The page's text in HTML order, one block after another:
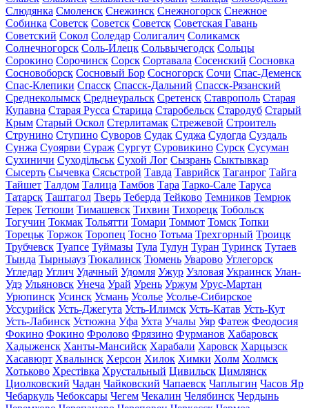
Слюдянка Смоленск Снежинск Снежногорск Снежное
Собинка Советск Советск Советск Советская Гавань
Советский Сокол Соледар Солигалич Соликамск
Солнечногорск Соль-Илецк Сольвычегодск Сольцы
Сорокино Сорочинск Сорск Сортавала Сосенский Сосновка
Сосновоборск Сосновый Бор Сосногорск Сочи Спас-Деменск
Спас-Клепики Спасск Спасск-Дальний Спасск-Рязанский
Среднеколымск Среднеуральск Сретенск Ставрополь Старая
Купавна Старая Русса Старица Старобельск Стародуб Старый
Крым Старый Оскол Стерлитамак Стрежевой Строитель
Струнино Ступино Суворов Судак Суджа Судогда Суздаль
Сунжа Суоярви Сураж Сургут Суровикино Сурск Сусуман
Сухиничи Суходільськ Сухой Лог Сызрань Сыктывкар
Сысерть Сычевка Сясьстрой Тавда Таврийск Таганрог Тайга
Тайшет Талдом Талица Тамбов Тара Тарко-Сале Таруса
Татарск Таштагол Тверь Теберда Тейково Темников Темрюк
Терек Тетюши Тимашевск Тихвин Тихорецк Тобольск
Тогучин Токмак Тольятти Томари Томмот Томск Топки
Торецьк Торжок Торопец Тосно Тотьма Трехгорный Троицк
Трубчевск Туапсе Туймазы Тула Тулун Туран Туринск Тутаев
Тында Тырныауз Тюкалинск Тюмень Уварово Углегорск
Угледар Углич Удачный Удомля Ужур Узловая Украинск Улан-
Удэ Ульяновск Унеча Урай Урень Уржум Урус-Мартан
Урюпинск Усинск Усмань Усолье Усолье-Сибирское
Уссурийск Усть-Джегута Усть-Илимск Усть-Катав Усть-Кут
Усть-Лабинск Устюжна Уфа Ухта Учалы Уяр Фатеж Феодосия
Фокино Фокино Фролово Фрязино Фурманов Хабаровск
Хадыженск Ханты-Мансийск Харабали Харовск Харцызск
Хасавюрт Хвалынск Херсон Хилок Химки Холм Холмск
Хотьково Хрестівка Хрустальный Цивильск Цимлянск
Циолковский Чадан Чайковский Чапаевск Чаплыгин Часов Яр
Чебаркуль Чебоксары Чегем Чекалин Челябинск Чердынь